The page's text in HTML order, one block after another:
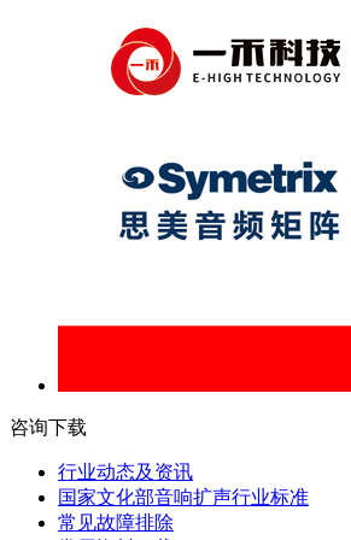
咨询下载
行业动态及资讯
国家文化部音响扩声行业标准
常见故障排除